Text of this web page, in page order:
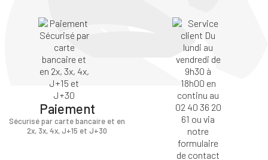
Paiement
Sécurisé par carte bancaire et en
2x, 3x, 4x, J+15 et J+30
Vous devez être connecté pour enregistrer des
produits dans votre liste d'envie